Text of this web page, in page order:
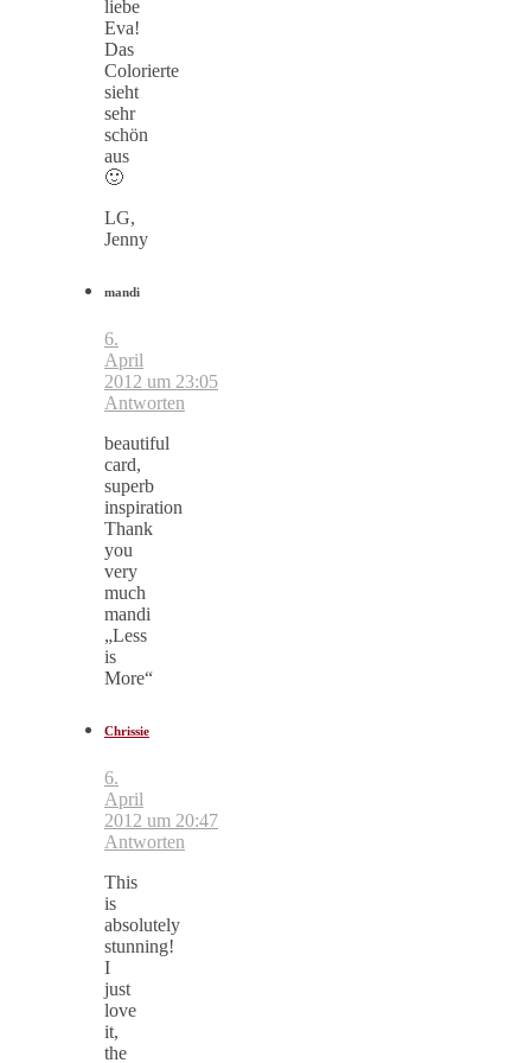
liebe
Eva!
Das
Colorierte
sieht
sehr
schön
aus
🙂
LG,
Jenny
mandi
6.
April
2012 um 23:05
Antworten
beautiful
card,
superb
inspiration
Thank
you
very
much
mandi
„Less
is
More“
Chrissie
6.
April
2012 um 20:47
Antworten
This
is
absolutely
stunning!
I
just
love
it,
the